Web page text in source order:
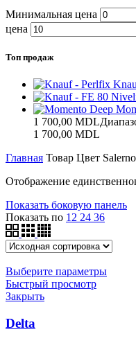
Минимальная цена
цена
Топ продаж
1 700,00 MDL
1 700,00 MDL
Главная Товар Цвет
Отображение
Показать боковую панель
Показать по 12 24 36
Выберите параметры
Быстрый просмотр
Закрыть
Delta